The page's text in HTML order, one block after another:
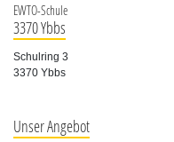
EWTO-Schule
3370 Ybbs
Schulring 3
3370 Ybbs
Unser Angebot